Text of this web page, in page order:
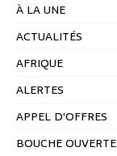
À LA UNE
ACTUALITÉS
AFRIQUE
ALERTES
APPEL D'OFFRES
BOUCHE OUVERTE